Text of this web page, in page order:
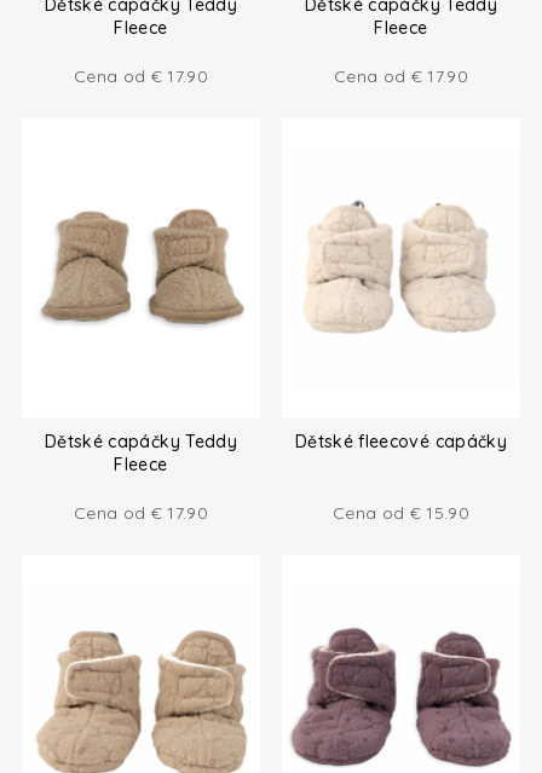
Dětské capáčky Teddy
Fleece
Cena od € 17.90
Dětské capáčky Teddy
Fleece
Cena od € 17.90
Dětské capáčky Teddy
Fleece
Cena od € 17.90
Dětské fleecové capáčky
Cena od € 15.90